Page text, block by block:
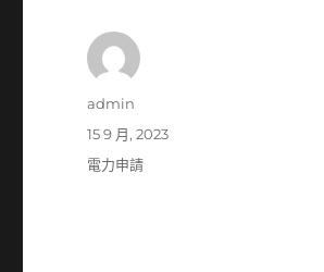
作
admin
發
佈
15 9 月, 2023
分
電力申請